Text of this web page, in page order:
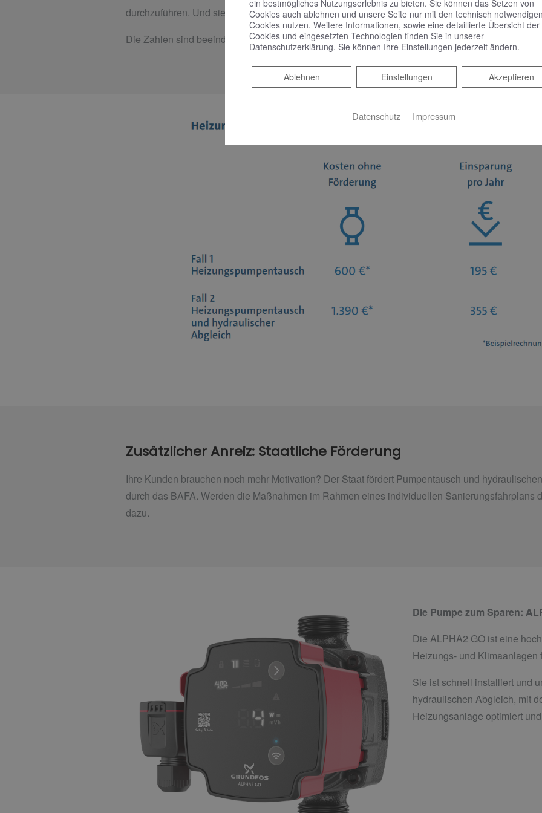
durchzuführen. Und sie amortisieren sich dank der großen Energieeinsparungen in kurzer Zeit.
Die Zahlen sind beeindruckend.
Zusätzlicher Anreiz: Staatliche Förderung
Ihre Kunden brauchen noch mehr Motivation? Der Staat fördert Pumpentausch und
durch das BAFA. Werden die Maßnahmen im Rahmen eines individuellen Sanierungsfahrplans
dazu.
Die Pumpe zum Sparen:
Die ALPHA2 GO ist eine
Heizungs- und
Sie ist schnell installiert und
hydraulischen Abgleich, mit
Heizungsanlage optimiert
ein bestmögliches Nutzungserlebnis zu bieten. Sie können das Setzen von
Cookies auch ablehnen und unsere Seite nur mit den technisch
Cookies nutzen. Weitere Informationen, sowie eine detaillierte Übersicht der
Cookies und eingesetzten Technologien finden Sie in unserer
Datenschutzerklärung. Sie können Ihre Einstellungen jederzeit ändern.
Akzeptieren
Einstellungen
Ablehnen
Ablehnen
Datenschutz Impressum